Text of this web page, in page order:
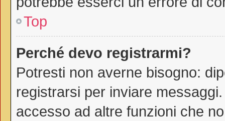
Top
Perché devo registrarmi?
Potresti non averne bisogno:
registrarsi per inviare
accesso ad altre funzioni che